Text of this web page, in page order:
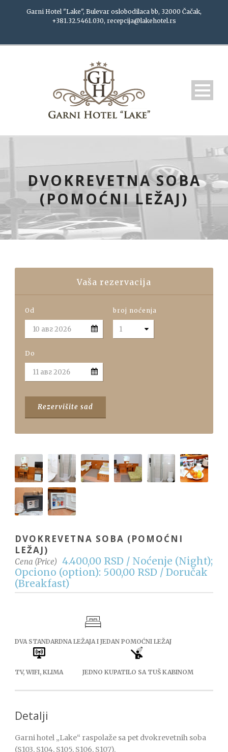
Garni Hotel "Lake", Bulevar oslobodilaca bb, 32000 Čačak,
+381.32.5461.030, recepcija@lakehotel.rs
DVOKREVETNA SOBA
(POMOĆNI LEŽAJ)
Vaša rezervacija
Od broj noćenja
Do
DVOKREVETNA SOBA (POMOĆNI
LEŽAJ)
Cena (Price) 4.400,00 RSD / Noćenje (Night);
Opciono (option): 500,00 RSD / Doručak
(Breakfast)
DVA STANDARDNA LEŽAJA I JEDAN POMOĆNI LEŽAJ
TV, WIFI, KLIMA JEDNO KUPATILO SA TUŠ KABINOM
Detalji
Garni hotel „Lake“ raspolaže sa pet dvokrevetnih soba
(S103, S104, S105, S106, S107).